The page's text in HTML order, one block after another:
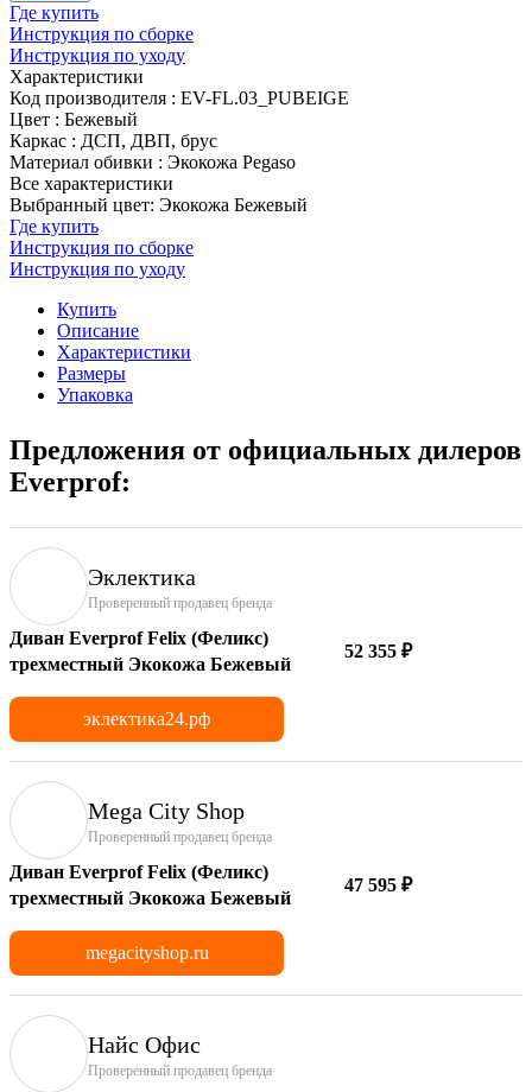
Где купить
Инструкция по сборке
Инструкция по уходу
Характеристики
Код производителя : EV-FL.03_PUBEIGE
Цвет : Бежевый
Каркас : ДСП, ДВП, брус
Материал обивки : Экокожа Pegaso
Все характеристики
Выбранный цвет: Экокожа Бежевый
Где купить
Инструкция по сборке
Инструкция по уходу
Купить
Описание
Характеристики
Размеры
Упаковка
Предложения от официальных дилеров
Everprof:
Эклектика
Проверенный продавец бренда
Диван Everprof Felix (Феликс)
трехместный Экокожа Бежевый
52 355 ₽
эклектика24.рф
Mega City Shop
Проверенный продавец бренда
Диван Everprof Felix (Феликс)
трехместный Экокожа Бежевый
47 595 ₽
megacityshop.ru
Найс Офис
Проверенный продавец бренда